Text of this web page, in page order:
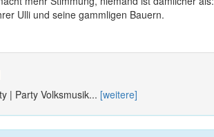
Ulli und seine gammligen Bauern.
| Party Volksmusik... [weitere]